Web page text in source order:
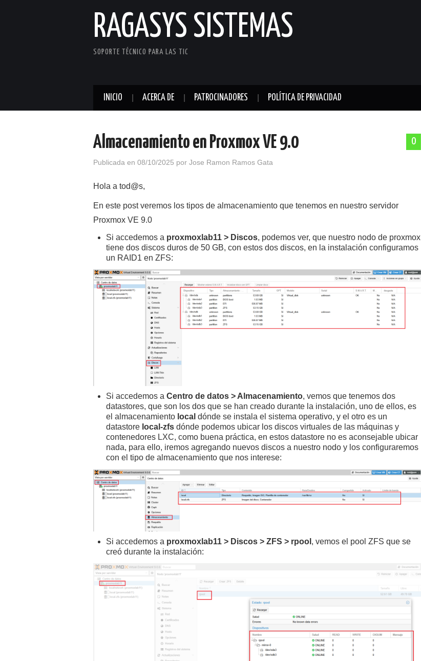
RAGASYS SISTEMAS
SOPORTE TÉCNICO PARA LAS TIC
INICIO ACERCA DE PATROCINADORES POLÍTICA DE PRIVACIDAD
0
Almacenamiento en Proxmox VE 9.0
Publicada en 08/10/2025 por Jose Ramon Ramos Gata
Hola a tod@s,
En este post veremos los tipos de almacenamiento que tenemos en nuestro servidor
Proxmox VE 9.0
Si accedemos a proxmoxlab11 > Discos, podemos ver, que nuestro nodo de proxmox
tiene dos discos duros de 50 GB, con estos dos discos, en la instalación configuramos
un RAID1 en ZFS:
Si accedemos a Centro de datos > Almacenamiento, vemos que tenemos dos
datastores, que son los dos que se han creado durante la instalación, uno de ellos, es
el almacenamiento local dónde se instala el sistema operativo, y el otro es un
datastore local-zfs dónde podemos ubicar los discos virtuales de las máquinas y
contenedores LXC, como buena práctica, en estos datastore no es aconsejable ubicar
nada, para ello, iremos agregando nuevos discos a nuestro nodo y los configuraremos
con el tipo de almacenamiento que nos interese:
Si accedemos a proxmoxlab11 > Discos > ZFS > rpool , vemos el pool ZFS que se
creó durante la instalación: